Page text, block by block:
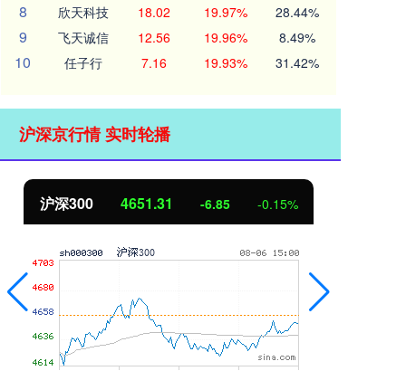
8 欣天科技 18.02 19.97% 28.44%
9 飞天诚信 12.56 19.96% 8.49%
10 任子行 7.16 19.93% 31.42%
沪深京行情 实时轮播
沪深300 4651.31 -6.85 -0.15%